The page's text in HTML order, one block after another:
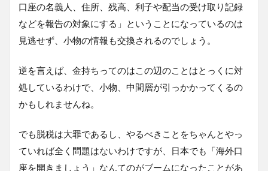
口座の名義人、住所、残高、利子や配当の受け取り記録
などを報告の対象にする」ということになっているのは
見逃せず、小物の情報も交換されるのでしょう。
逆を言えば、金持ちってのはこの辺のことはとっくに対
処しているわけで、小物、中間層が引っかかってくるの
かもしれませんね。
でも脱税は大罪であるし、やるべきことをちゃんとやっ
ていれば全く問題はないわけですが、日本でも「海外口
座を開きましょう」なんてのがブームになったことがあ